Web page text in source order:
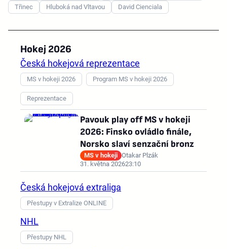
Třinec
Hluboká nad Vltavou David Cienciala
Hokej 2026
Česká hokejová reprezentace
MS v hokeji 2026 Program MS v hokeji 2026
Reprezentace
Pavouk play off MS v hokeji
2026: Finsko ovládlo finále,
Norsko slaví senzační bronz
MS v hokeji Otakar Plzák
31. května 202623:10
Česká hokejová extraliga
Přestupy v Extralize ONLINE
NHL
Přestupy NHL